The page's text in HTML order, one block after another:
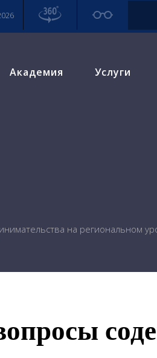
Академия Услуги
на региональном